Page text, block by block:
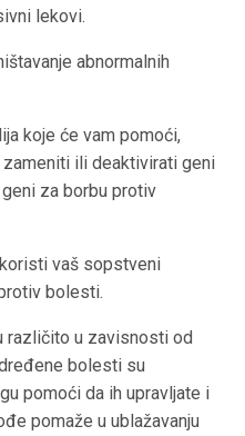
lekovi.
abnormalnih
koje će vam pomoći,
ili deaktivirati geni
za borbu protiv
vaš sopstveni
bolesti.
različito u zavisnosti od
bolesti su
pomoći da ih upravljate i
pomaže u ublažavanju